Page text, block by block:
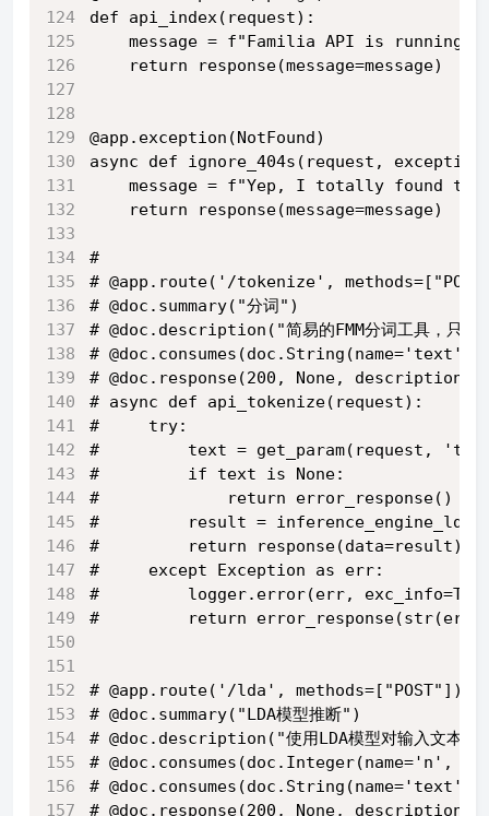
def api_index(request):
message = f"Familia API is running,
    return response(message=message)
@app.exception(NotFound)
async def ignore_404s(request,
message = f"Yep, I totally found
    return response(message=message)
#
# @app.route('/tokenize',
# @doc.summary("分词")
# @doc.description("简易的FMM分词工具，只针
#
# @doc.response(200, None, description="""
# async def api_tokenize(request):
#     try:
#         text = get_param(request,
#         if text is None:
#             return error_response()
#         result =
#         return response(data=result)
#     except Exception as err:
#         logger.error(err,
#         return
# @app.route('/lda', methods=["POST"])
# @doc.summary("LDA模型推断")
# @doc.description("使用LDA模型对输入文本进
# @doc.consumes(doc.Integer(name='n',
#
# @doc.response(200, None, description="""